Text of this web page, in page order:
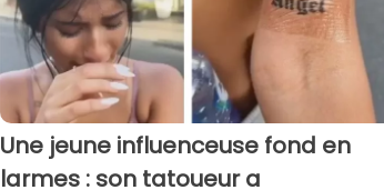
Une jeune influenceuse fond en
larmes : son tatoueur a